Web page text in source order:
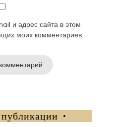
и адрес сайта в этом
моих комментариев.